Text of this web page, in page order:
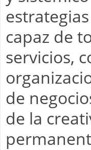
capaz de
servicios,
de
de la